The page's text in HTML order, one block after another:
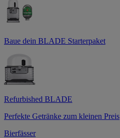
Baue dein BLADE Starterpaket
Refurbished BLADE
Perfekte Getränke zum kleinen Preis
Bierfässer